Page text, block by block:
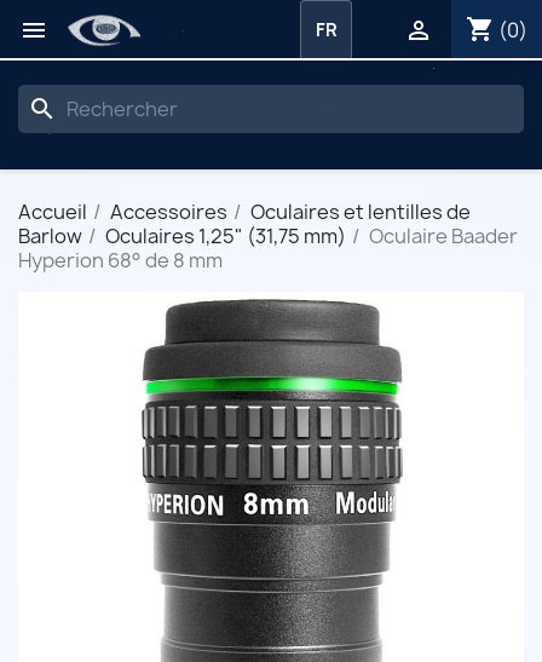
 shopping_cart (0)

FR
search
Accueil Accessoires
Oculaires et lentilles de
Barlow
Oculaires 1,25" (31,75 mm)
Oculaire Baader
Hyperion 68° de 8 mm